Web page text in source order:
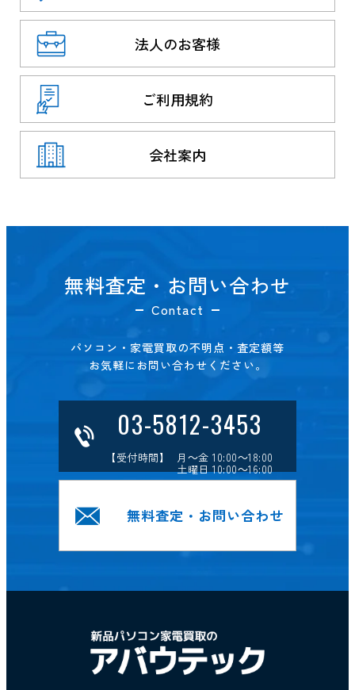
法人のお客様
ご利用規約
会社案内
無料査定・お問い合わせ
Contact
パソコン・家電買取の不明点・査定額等
お気軽にお問い合わせください。
03-5812-3453
【受付時間】 月～金 10:00～18:00
土曜日 10:00～16:00
無料査定・お問い合わせ